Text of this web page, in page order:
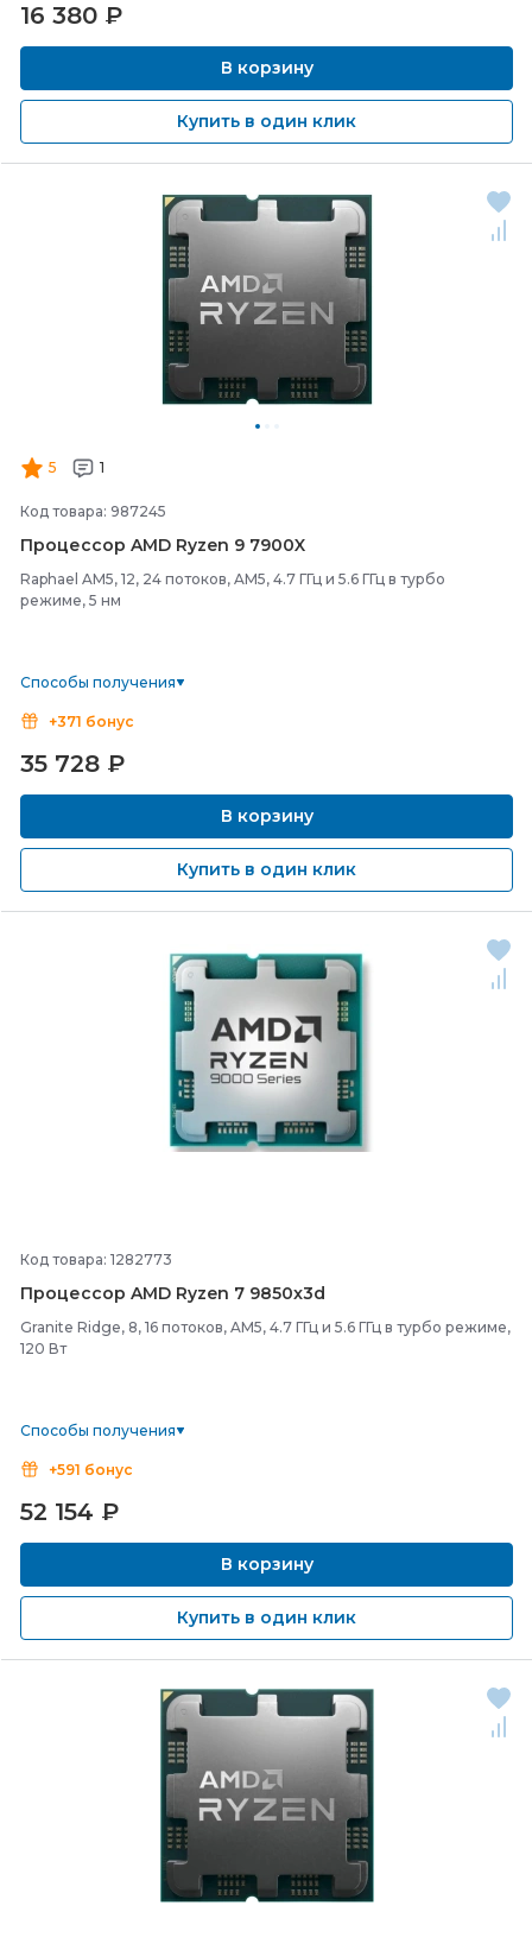
16 380 ₽
В корзину
Купить в один клик
5 1
Код товара: 987245
Процессор AMD Ryzen 9 7900X
Raphael AM5, 12, 24 потоков, AM5, 4.7 ГГц и 5.6 ГГц в турбо
режиме, 5 нм
Способы получения
+371 бонус
35 728 ₽
В корзину
Купить в один клик
Код товара: 1282773
Процессор AMD Ryzen 7 9850x3d
Granite Ridge, 8, 16 потоков, AM5, 4.7 ГГц и 5.6 ГГц в турбо режиме,
120 Вт
Способы получения
+591 бонус
52 154 ₽
В корзину
Купить в один клик